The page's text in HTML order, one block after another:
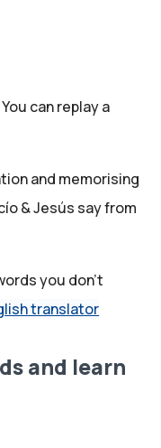
que tú no
¿Cómo y con
¿Mi primer beso
beso. Así que
intento de beso.
can replay a
and memorising
& Jesús say from
you don't
translator
and learn